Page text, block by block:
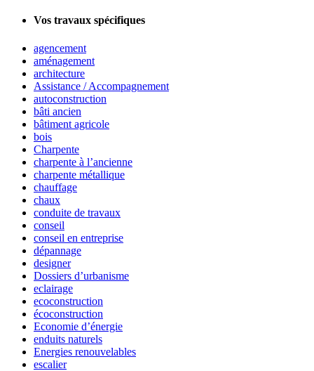
Vos travaux spécifiques
agencement
aménagement
architecture
Assistance / Accompagnement
autoconstruction
bâti ancien
bâtiment agricole
bois
Charpente
charpente à l’ancienne
charpente métallique
chauffage
chaux
conduite de travaux
conseil
conseil en entreprise
dépannage
designer
Dossiers d’urbanisme
eclairage
ecoconstruction
écoconstruction
Economie d’énergie
enduits naturels
Energies renouvelables
escalier